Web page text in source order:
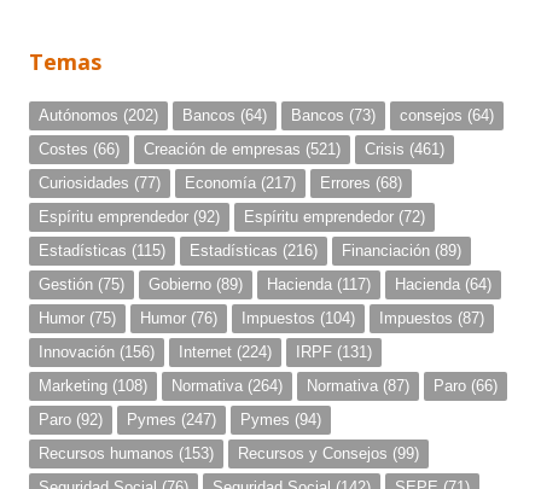
Temas
Autónomos (202) Bancos (64) Bancos (73) consejos (64)
Costes (66) Creación de empresas (521) Crisis (461)
Curiosidades (77) Economía (217) Errores (68)
Espíritu emprendedor (92) Espíritu emprendedor (72)
Estadísticas (115) Estadísticas (216) Financiación (89)
Gestión (75) Gobierno (89) Hacienda (117) Hacienda (64)
Humor (75) Humor (76) Impuestos (104) Impuestos (87)
Innovación (156) Internet (224) IRPF (131)
Marketing (108) Normativa (264) Normativa (87) Paro (66)
Paro (92) Pymes (247) Pymes (94)
Recursos humanos (153) Recursos y Consejos (99)